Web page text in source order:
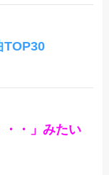
TOP30
・・」みたい